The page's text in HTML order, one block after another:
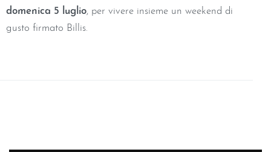
domenica 5 luglio, per vivere insieme un weekend di
gusto firmato Billis.